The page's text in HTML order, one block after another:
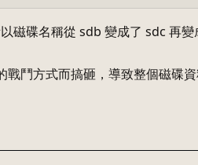
碟名稱從 sdb 變成了 sdc 再變
鬥方式而搞砸，導致整個磁碟